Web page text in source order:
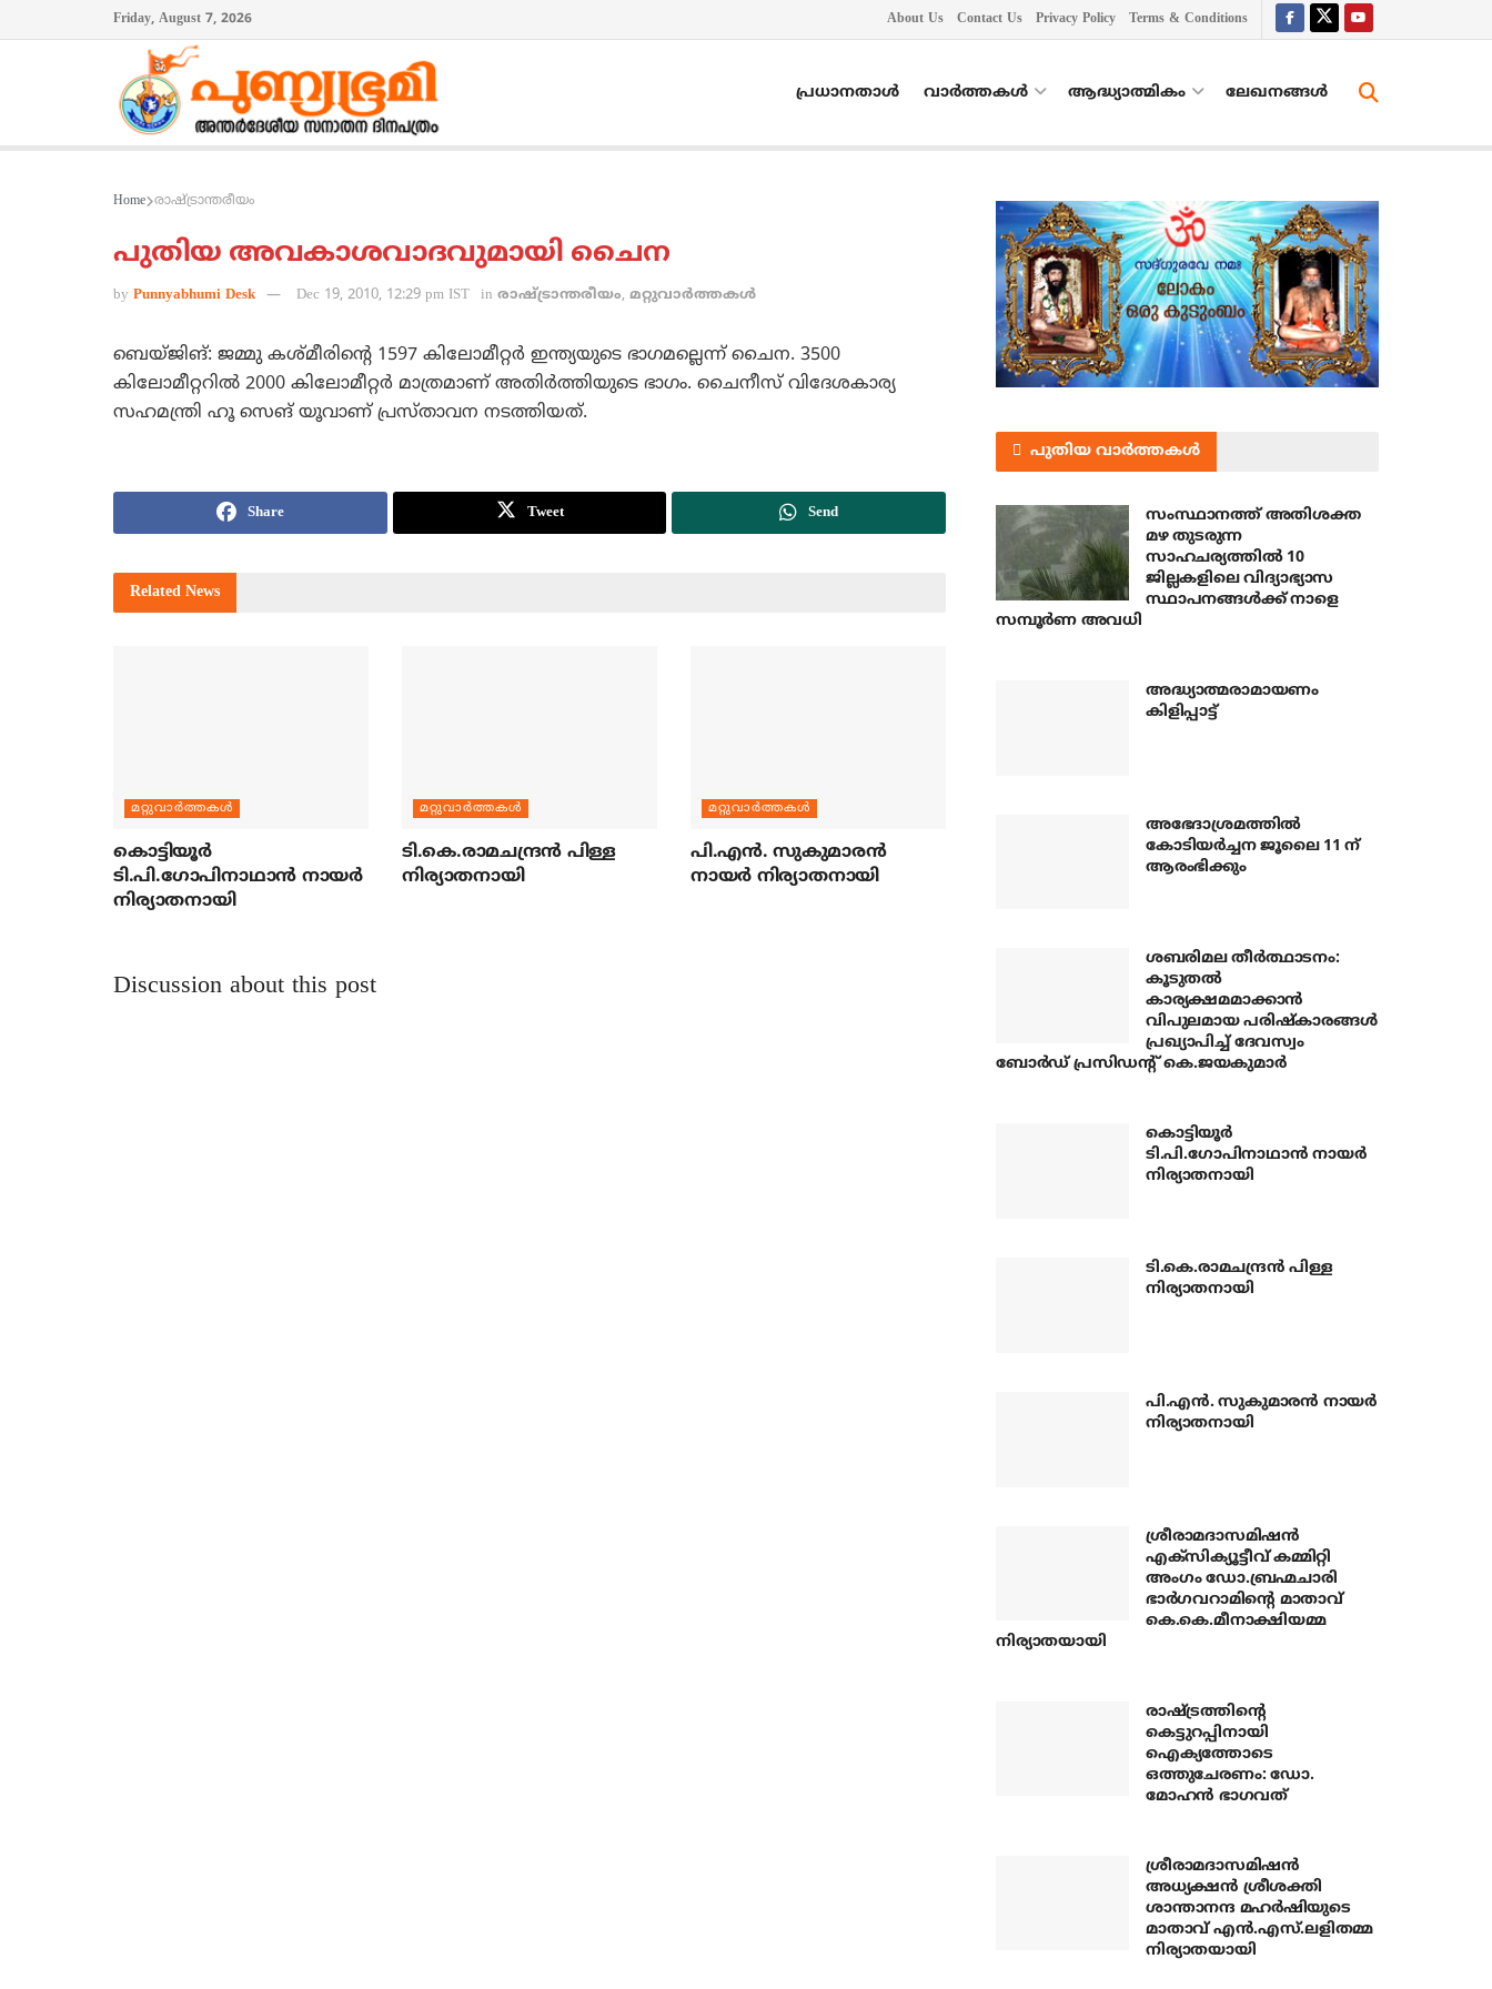
Friday, August 7, 2026 About Us Contact Us Privacy Policy Terms & Conditions
പ്രധാനതാൾ വാർത്തകൾ ആദ്ധ്യാത്മികം ലേഖനങ്ങള്‍
Home രാഷ്ട്രാന്തരീയം
പുതിയ അവകാശവാദവുമായി ചൈന
by Punnyabhumi Desk Dec 19, 2010, 12:29 pm IST in രാഷ്ട്രാന്തരീയം, മറ്റുവാര്‍ത്തകള്‍
ബെയ്‌ജിങ്‌: ജമ്മു കശ്‌മീരിന്റെ 1597 കിലോമീറ്റര്‍ ഇന്ത്യയുടെ ഭാഗമല്ലെന്ന്‌ ചൈന. 3500
കിലോമീറ്ററില്‍ 2000 കിലോമീറ്റര്‍ മാത്രമാണ്‌ അതിര്‍ത്തിയുടെ ഭാഗം. ചൈനീസ്‌ വിദേശകാര്യ
സഹമന്ത്രി ഹൂ സെങ്‌ യൂവാണ്‌ പ്രസ്‌താവന നടത്തിയത്‌.
Share Tweet Send
Related News
മറ്റുവാര്‍ത്തകള്‍
കൊട്ടിയൂര്‍
ടി.പി.ഗോപിനാഥാന്‍ നായര്‍
നിര്യാതനായി
മറ്റുവാര്‍ത്തകള്‍
ടി.കെ.രാമചന്ദ്രന്‍ പിള്ള
നിര്യാതനായി
മറ്റുവാര്‍ത്തകള്‍
പി.എന്‍. സുകുമാരന്‍
നായര്‍ നിര്യാതനായി
Discussion about this post
പുതിയ വാർത്തകൾ
സംസ്ഥാനത്ത് അതിശക്ത
മഴ തുടരുന്ന
സാഹചര്യത്തിൽ 10
ജില്ലകളിലെ വിദ്യാഭ്യാസ
സ്ഥാപനങ്ങൾക്ക് നാളെ
സമ്പൂർണ അവധി
അദ്ധ്യാത്മരാമായണം
കിളിപ്പാട്ട്
അഭേദാശ്രമത്തില്‍
കോടിയര്‍ച്ചന ജൂലൈ 11 ന്
ആരംഭിക്കും
ശബരിമല തീര്‍ത്ഥാടനം:
കൂടുതല്‍
കാര്യക്ഷമമാക്കാന്‍
വിപുലമായ പരിഷ്‌കാരങ്ങള്‍
പ്രഖ്യാപിച്ച് ദേവസ്വം
ബോര്‍ഡ് പ്രസിഡന്റ് കെ.ജയകുമാര്‍
കൊട്ടിയൂര്‍
ടി.പി.ഗോപിനാഥാന്‍ നായര്‍
നിര്യാതനായി
ടി.കെ.രാമചന്ദ്രന്‍ പിള്ള
നിര്യാതനായി
പി.എന്‍. സുകുമാരന്‍ നായര്‍
നിര്യാതനായി
ശ്രീരാമദാസമിഷന്‍
എക്‌സിക്യൂട്ടീവ് കമ്മിറ്റി
അംഗം ഡോ.ബ്രഹ്മചാരി
ഭാര്‍ഗവറാമിന്റെ മാതാവ്
കെ.കെ.മീനാക്ഷിയമ്മ
നിര്യാതയായി
രാഷ്ട്രത്തിന്റെ
കെട്ടുറപ്പിനായി
ഐക്യത്തോടെ
ഒത്തുചേരണം: ഡോ.
മോഹന്‍ ഭാഗവത്
ശ്രീരാമദാസമിഷന്‍
അധ്യക്ഷന്‍ ശ്രീശക്തി
ശാന്താനന്ദ മഹര്‍ഷിയുടെ
മാതാവ് എന്‍.എസ്.ലളിതമ്മ
നിര്യാതയായി